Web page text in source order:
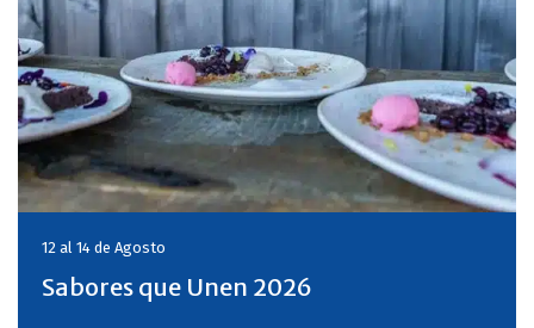
12 al 14 de Agosto
Sabores que Unen 2026